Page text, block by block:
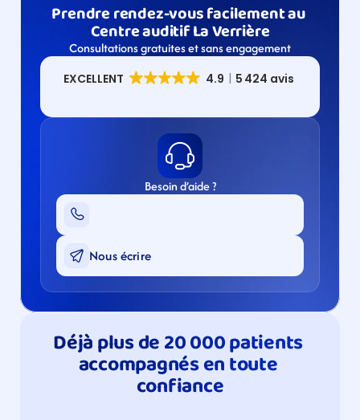
Prendre rendez-vous facilement au
Centre auditif La Verrière
Consultations gratuites et sans engagement
Besoin d’aide ?
Nous écrire
Déjà plus de 20 000 patients
accompagnés en toute
confiance